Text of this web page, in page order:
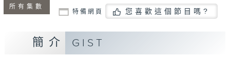
所有集數
特備網頁 您喜歡這個節目嗎?
簡介 GIST